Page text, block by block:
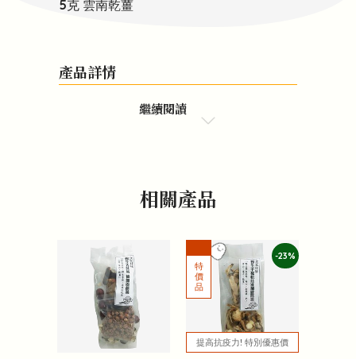
5克 雲南乾薑
產品詳情
繼續閱讀
相關產品
-23%
提高抗疫力! 特別優惠價